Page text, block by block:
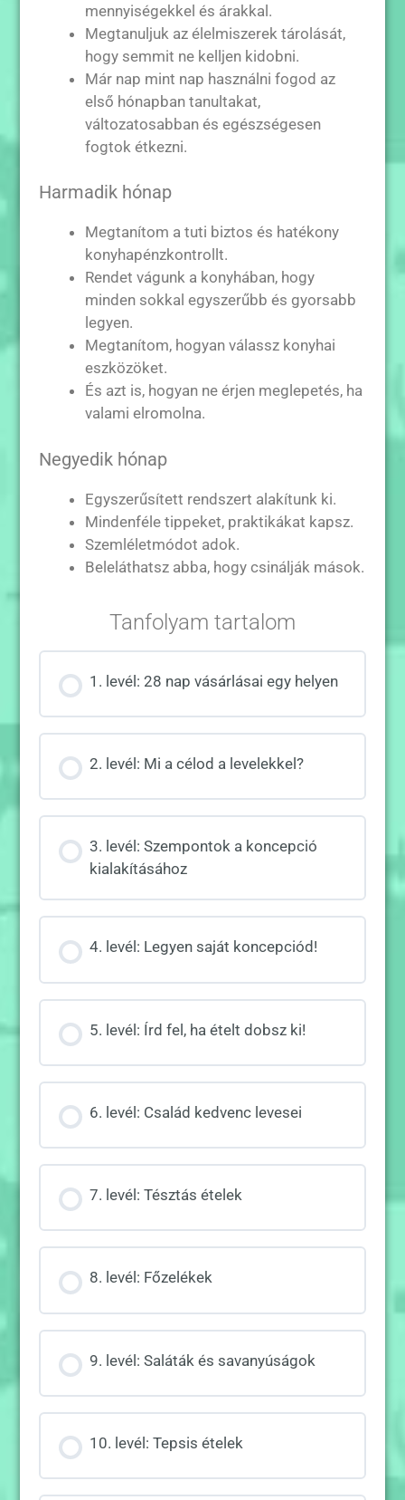
mennyiségekkel és árakkal.
Megtanuljuk az élelmiszerek tárolását,
hogy semmit ne kelljen kidobni.
Már nap mint nap használni fogod az
első hónapban tanultakat,
változatosabban és egészségesen
fogtok étkezni.
Harmadik hónap
Megtanítom a tuti biztos és hatékony
konyhapénzkontrollt.
Rendet vágunk a konyhában, hogy
minden sokkal egyszerűbb és gyorsabb
legyen.
Megtanítom, hogyan válassz konyhai
eszközöket.
És azt is, hogyan ne érjen meglepetés, ha
valami elromolna.
Negyedik hónap
Egyszerűsített rendszert alakítunk ki.
Mindenféle tippeket, praktikákat kapsz.
Szemléletmódot adok.
Beleláthatsz abba, hogy csinálják mások.
Tanfolyam tartalom
1. levél: 28 nap vásárlásai egy helyen
2. levél: Mi a célod a levelekkel?
3. levél: Szempontok a koncepció
kialakításához
4. levél: Legyen saját koncepciód!
5. levél: Írd fel, ha ételt dobsz ki!
6. levél: Család kedvenc levesei
7. levél: Tésztás ételek
8. levél: Főzelékek
9. levél: Saláták és savanyúságok
10. levél: Tepsis ételek